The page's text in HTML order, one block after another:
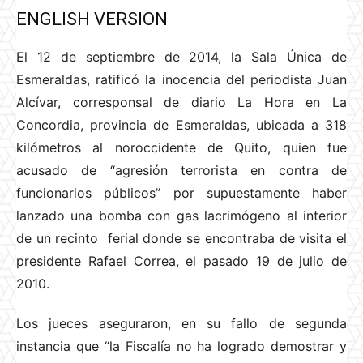
ENGLISH VERSION
El 12 de septiembre de 2014, la Sala Única de
Esmeraldas, ratificó la inocencia del periodista Juan
Alcívar, corresponsal de diario La Hora en La
Concordia, provincia de Esmeraldas, ubicada a 318
kilómetros al noroccidente de Quito, quien fue
acusado de “agresión terrorista en contra de
funcionarios públicos” por supuestamente haber
lanzado una bomba con gas lacrimógeno al interior
de un recinto ferial donde se encontraba de visita el
presidente Rafael Correa, el pasado 19 de julio de
2010.
Los jueces aseguraron, en su fallo de segunda
instancia que “la Fiscalía no ha logrado demostrar y